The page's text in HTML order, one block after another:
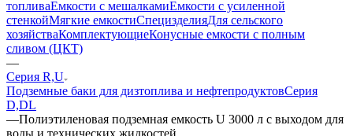
топливаЕмкости с мешалкамиЕмкости с усиленной
стенкойМягкие емкостиСпецизделияДля сельского
хозяйстваКомплектующиеКонусные емкости с полным
сливом (ЦКТ)
—
Серия R,U
Подземные баки для дизтоплива и нефтепродуктовСерия
D,DL
—Полиэтиленовая подземная емкость U 3000 л с выходом для
воды и технических жидкостей